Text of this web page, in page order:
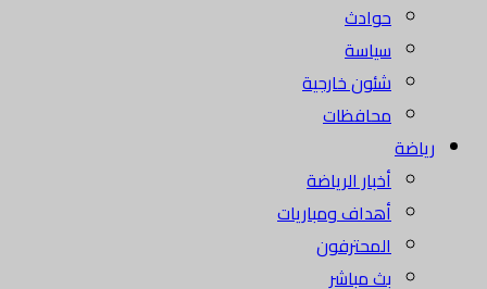
حوادث
سياسة
شئون خارجية
محافظات
رياضة
أخبار الرياضة
أهداف ومباريات
المحترفون
بث مباشر